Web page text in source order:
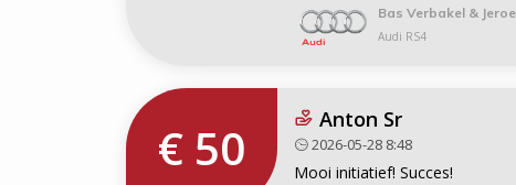
Bas Verbakel &
Audi RS4
€ 50 Anton Sr
2026-05-28 8:48
Mooi initiatief! Succes!